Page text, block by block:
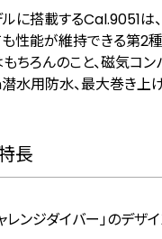
に搭載するCal.9051は
性能が維持できる第2
ちろんのこと、磁気コ
水用防水、最大巻き上
長
レンジダイバー」のデザ